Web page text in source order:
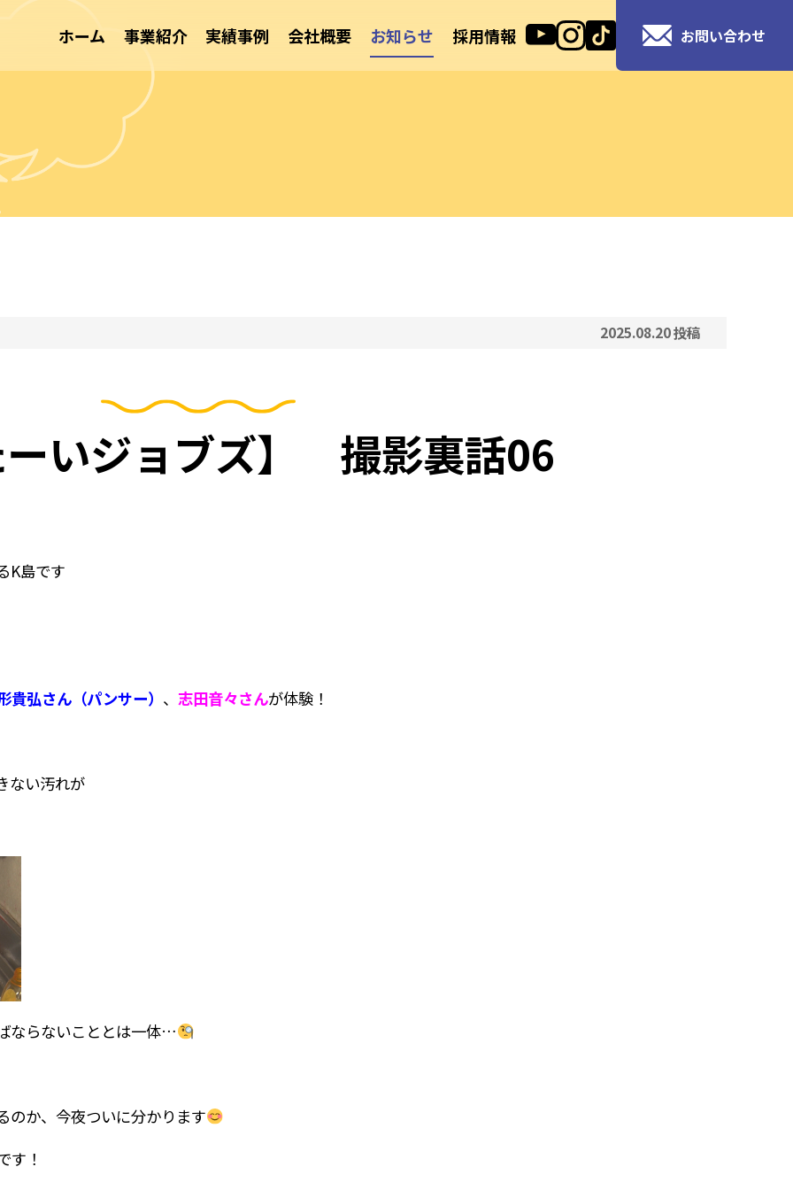
ホーム 事業紹介 実績事例 会社概要 お知らせ 採用情報 お問い合わせ
2025.08.20投稿
いジョブズ】 撮影裏話06
K島です
貴弘さん（パンサー） 、 志田音々さんが体験！
ない汚れが
ならないこととは一体…
のか、今夜ついに分かります
す！